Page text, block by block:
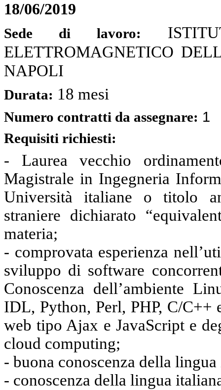
18/06/2019
Sede di lavoro:
ELETTROMAGNETICO
NAPOLI
Durata: 18 mesi
Numero contratti da assegnare: 1
Requisiti richiesti:
- Laurea vecchio
Magistrale in Ingegneria
Università italiane o titolo
straniere dichiarato
materia;
- comprovata esperienza
sviluppo di software
Conoscenza dell’ambiente
IDL, Python, Perl, PHP, C/
web tipo Ajax e JavaScript e
cloud computing;
- buona conoscenza della
- conoscenza della lingua